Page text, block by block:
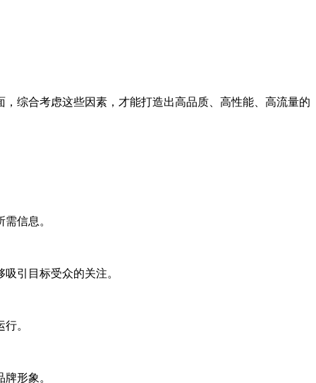
综合考虑这些因素，才能打造出高品质、高性能、高流量的
信息。
引目标受众的关注。
。
形象。